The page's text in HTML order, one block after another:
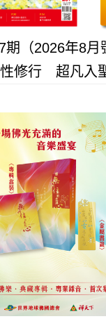
期（2026年8月
修行 超凡入